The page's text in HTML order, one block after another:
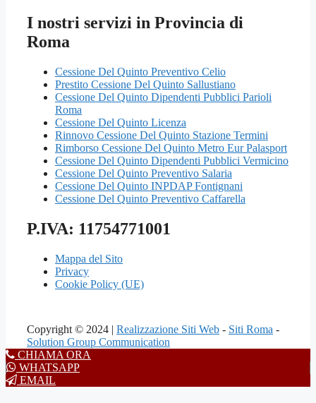
I nostri servizi in Provincia di
Roma
Cessione Del Quinto Preventivo Celio
Prestito Cessione Del Quinto Sallustiano
Cessione Del Quinto Dipendenti Pubblici Parioli
Roma
Cessione Del Quinto Licenza
Rinnovo Cessione Del Quinto Stazione Termini
Rimborso Cessione Del Quinto Metro Eur Palasport
Cessione Del Quinto Dipendenti Pubblici Vermicino
Cessione Del Quinto Preventivo Salaria
Cessione Del Quinto INPDAP Fontignani
Cessione Del Quinto Preventivo Caffarella
P.IVA: 11754771001
Mappa del Sito
Privacy
Cookie Policy (UE)
Copyright © 2024 | Realizzazione Siti Web - Siti Roma -
Solution Group Communication
CHIAMA ORA
WHATSAPP
EMAIL